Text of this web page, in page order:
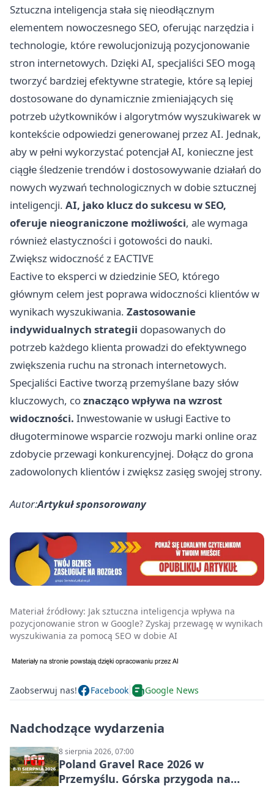
Sztuczna inteligencja stała się nieodłącznym
elementem nowoczesnego SEO, oferując narzędzia i
technologie, które rewolucjonizują pozycjonowanie
stron internetowych. Dzięki AI, specjaliści SEO mogą
tworzyć bardziej efektywne strategie, które są lepiej
dostosowane do dynamicznie zmieniających się
potrzeb użytkowników i algorytmów wyszukiwarek w
kontekście odpowiedzi generowanej przez AI. Jednak,
aby w pełni wykorzystać potencjał AI, konieczne jest
ciągłe śledzenie trendów i dostosowywanie działań do
nowych wyzwań technologicznych w dobie sztucznej
inteligencji. AI, jako klucz do sukcesu w SEO,
oferuje nieograniczone możliwości, ale wymaga
również elastyczności i gotowości do nauki.
Zwiększ widoczność z EACTIVE
Eactive to eksperci w dziedzinie SEO, którego
głównym celem jest poprawa widoczności klientów w
wynikach wyszukiwania. Zastosowanie
indywidualnych strategii dopasowanych do
potrzeb każdego klienta prowadzi do efektywnego
zwiększenia ruchu na stronach internetowych.
Specjaliści Eactive tworzą przemyślane bazy słów
kluczowych, coznacząco wpływa na wzrost
widoczności. Inwestowanie w usługi Eactive to
długoterminowe wsparcie rozwoju marki online oraz
zdobycie przewagi konkurencyjnej. Dołącz do grona
zadowolonych klientów i zwiększ zasięg swojej strony.
Autor:Artykuł sponsorowany
Materiał źródłowy: Jak sztuczna inteligencja wpływa na
pozycjonowanie stron w Google? Zyskaj przewagę w wynikach
wyszukiwania za pomocą SEO w dobie AI
Zaobserwuj nas! Facebook Google News
Nadchodzące wydarzenia
8 sierpnia 2026, 07:00
Poland Gravel Race 2026 w
Przemyślu. Górska przygoda na